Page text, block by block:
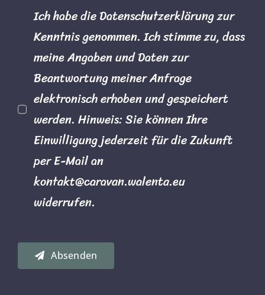
Ich habe die Datenschutzerklärung zur
Kenntnis genommen. Ich stimme zu, dass
meine Angaben und Daten zur
Beantwortung meiner Anfrage
elektronisch erhoben und gespeichert
werden. Hinweis: Sie können Ihre
Einwilligung jederzeit für die Zukunft
per E-Mail an
kontakt@caravan.walenta.eu
widerrufen.
Absenden